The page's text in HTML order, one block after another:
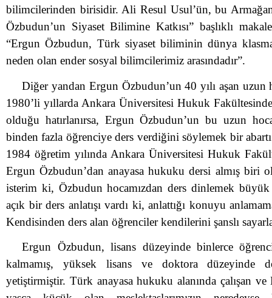
bilimcilerinden birisidir. Ali Resul Usul’ün, bu
Özbudun’un Siyaset Bilimine Katkısı” başlıklı
“Ergun Özbudun, Türk siyaset biliminin dünya
neden olan ender sosyal bilimcilerimiz arasındadır”.
Diğer yandan Ergun Özbudun’un 40 yılı aşan uzun
1980’li yıllarda Ankara Üniversitesi Hukuk
olduğu hatırlanırsa, Ergun Özbudun’un bu uzun
binden fazla öğrenciye ders verdiğini söylemek bir
1984 öğretim yılında Ankara Üniversitesi Hukuk
Ergun Özbudun’dan anayasa hukuku dersi almış biri
isterim ki, Özbudun hocamızdan ders dinlemek
açık bir ders anlatışı vardı ki, anlattığı konuyu
Kendisinden ders alan öğrenciler kendilerini şanslı
Ergun Özbudun, lisans düzeyinde binlerce
kalmamış, yüksek lisans ve doktora düzeyinde
yetiştirmiştir. Türk anayasa hukuku alanında çalışan